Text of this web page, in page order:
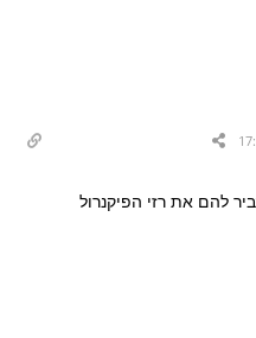
להם את רזי הפיקנרול